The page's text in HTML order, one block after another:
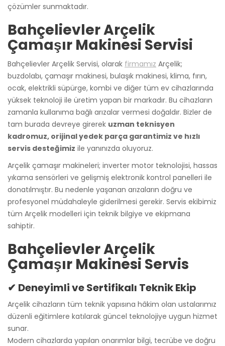
çözümler sunmaktadır.
Bahçelievler Arçelik
Çamaşır Makinesi Servisi
Bahçelievler Arçelik Servisi, olarak firmamız Arçelik;
buzdolabı, çamaşır makinesi, bulaşık makinesi, klima, fırın,
ocak, elektrikli süpürge, kombi ve diğer tüm ev cihazlarında
yüksek teknoloji ile üretim yapan bir markadır. Bu cihazların
zamanla kullanıma bağlı arızalar vermesi doğaldır. Bizler de
tam burada devreye girerek uzman teknisyen
kadromuz, orijinal yedek parça garantimiz ve hızlı
servis desteğimiz ile yanınızda oluyoruz.
Arçelik çamaşır makineleri; inverter motor teknolojisi, hassas
yıkama sensörleri ve gelişmiş elektronik kontrol panelleri ile
donatılmıştır. Bu nedenle yaşanan arızaların doğru ve
profesyonel müdahaleyle giderilmesi gerekir. Servis ekibimiz
tüm Arçelik modelleri için teknik bilgiye ve ekipmana
sahiptir.
Bahçelievler Arçelik
Çamaşır Makinesi Servis
✔ Deneyimli ve Sertifikalı Teknik Ekip
Arçelik cihazların tüm teknik yapısına hâkim olan ustalarımız
düzenli eğitimlere katılarak güncel teknolojiye uygun hizmet
sunar.
Modern cihazlarda yapılan onarımlar bilgi, tecrübe ve doğru